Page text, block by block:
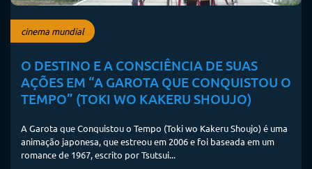
cinema mundial
O DESTINO E A CONSCIÊNCIA DE SUAS
AÇÕES EM “A GAROTA QUE CONQUISTOU O
TEMPO” (TOKI WO KAKERU SHOUJO)
A Garota que Conquistou o Tempo (Toki wo Kakeru Shoujo) é uma
animação japonesa, que estreou em 2006 e foi baseada em um
romance de 1967, escrito por Tsutsui...